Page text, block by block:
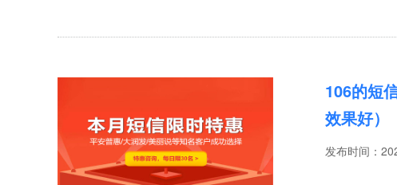
106的短
效果好）
发布时间：